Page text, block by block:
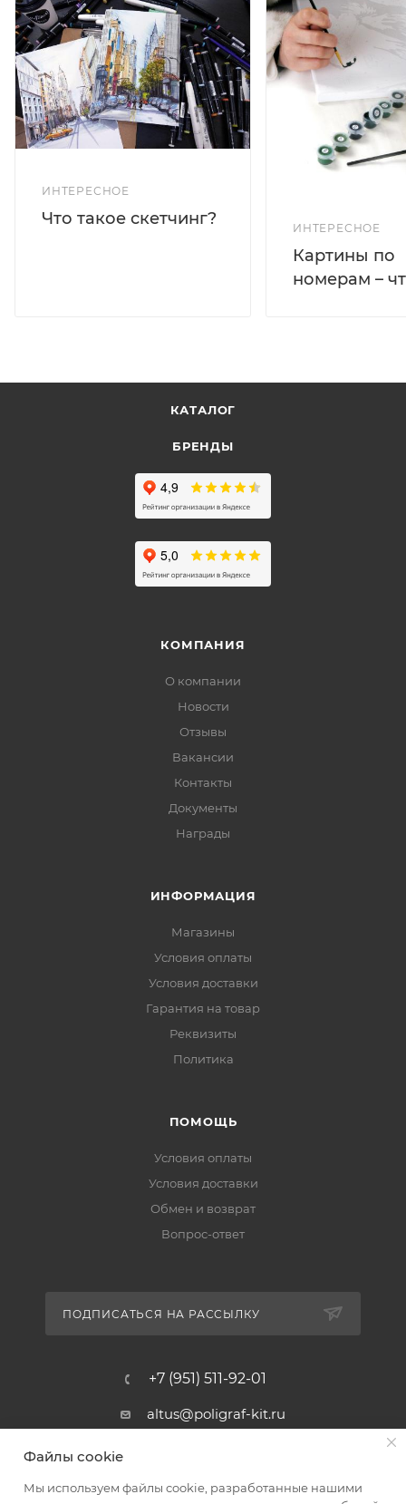
ИНТЕРЕСНОЕ
Что такое скетчинг?
ИНТЕРЕСНОЕ
Картины по
номерам –
КАТАЛОГ
БРЕНДЫ
КОМПАНИЯ
О компании
Новости
Отзывы
Вакансии
Контакты
Документы
Награды
ИНФОРМАЦИЯ
Магазины
Условия оплаты
Условия доставки
Гарантия на товар
Реквизиты
Политика
ПОМОЩЬ
Условия оплаты
Условия доставки
Обмен и возврат
Вопрос-ответ
ПОДПИСАТЬСЯ НА РАССЫЛКУ
+7 (951) 511-92-01
altus@poligraf-kit.ru
Магазин-склад ТЦ "Альтус"
пос. Янтарный, Малое Зеленое
Файлы cookie
Мы используем файлы cookie, разработанные нашими